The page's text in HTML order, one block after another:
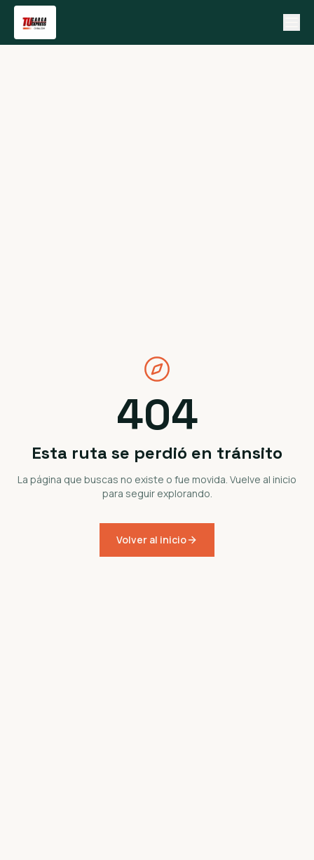
404
Esta ruta se perdió en tránsito
La página que buscas no existe o fue movida. Vuelve al inicio
para seguir explorando.
Volver al inicio